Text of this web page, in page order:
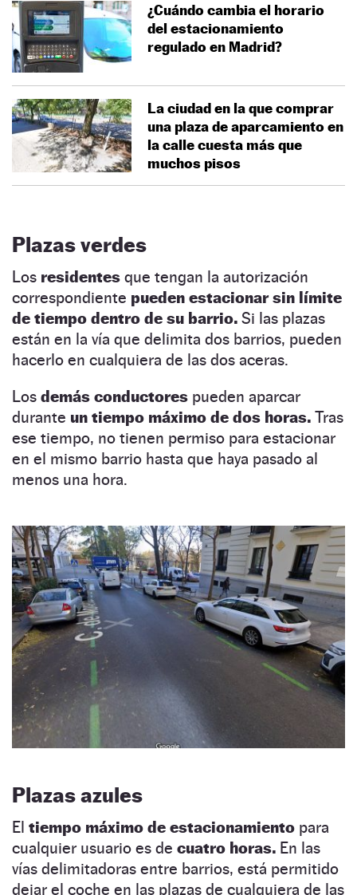
¿Cuándo cambia el horario
del estacionamiento
regulado en Madrid?
La ciudad en la que comprar
una plaza de aparcamiento en
la calle cuesta más que
muchos pisos
Plazas verdes
Los residentes que tengan la autorización
correspondiente pueden estacionar sin límite
de tiempo dentro de su barrio. Si las plazas
están en la vía que delimita dos barrios, pueden
hacerlo en cualquiera de las dos aceras.
Los demás conductores pueden aparcar
durante un tiempo máximo de dos horas. Tras
ese tiempo, no tienen permiso para estacionar
en el mismo barrio hasta que haya pasado al
menos una hora.
Plazas azules
El tiempo máximo de estacionamiento para
cualquier usuario es de cuatro horas. En las
vías delimitadoras entre barrios, está permitido
dejar el coche en las plazas de cualquiera de las